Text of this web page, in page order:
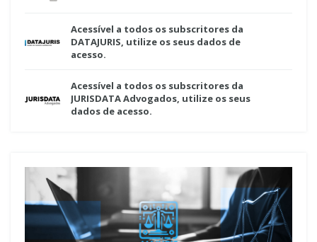
Acessível a todos os subscritores da
DATAJURIS, utilize os seus dados de
acesso.
Acessível a todos os subscritores da
JURISDATA Advogados, utilize os seus
dados de acesso.